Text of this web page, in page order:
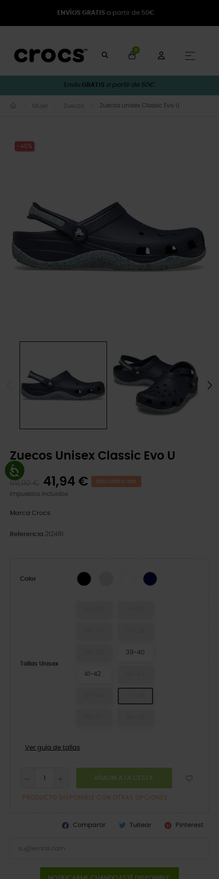
ENVÍOS GRATIS a partir de 50€
0
☰
Envío GRATIS a partir de 50€.
Mujer Zuecos Zuecos unisex Classic Evo U
-40%
Zuecos Unisex Classic Evo U
41,94 € DESCUENTO 40%
Impuestos incluidos
Marca Crocs
Referencia 212481
Color Black Navy
Tallas Unisex
39-40
41-42
Ver guía de tallas
AÑADIR A LA CESTA
PRODUCTO DISPONIBLE CON OTRAS OPCIONES
Compartir Tuitear Pinterest